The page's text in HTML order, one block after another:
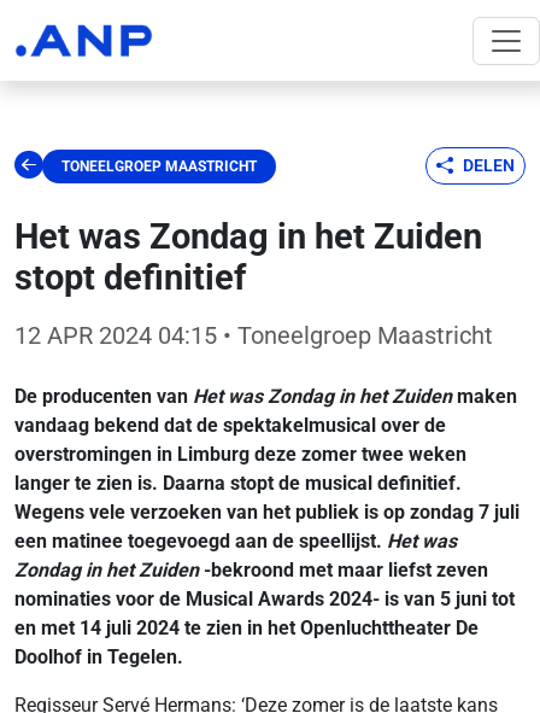
TONEELGROEP MAASTRICHT DELEN
Het was Zondag in het Zuiden
stopt definitief
12 APR 2024 04:15 • Toneelgroep Maastricht
De producenten van Het was Zondag in het Zuidenmaken
vandaag bekend dat de spektakelmusical over de
overstromingen in Limburg deze zomer twee weken
langer te zien is. Daarna stopt de musical definitief.
Wegens vele verzoeken van het publiek is op zondag 7 juli
een matinee toegevoegd aan de speellijst. Het was
Zondag in het Zuiden-bekroond met maar liefst zeven
nominaties voor de Musical Awards 2024- is van 5 juni tot
en met 14 juli 2024 te zien in het Openluchttheater De
Doolhof in Tegelen.
Regisseur Servé Hermans: ‘Deze zomer is de laatste kans